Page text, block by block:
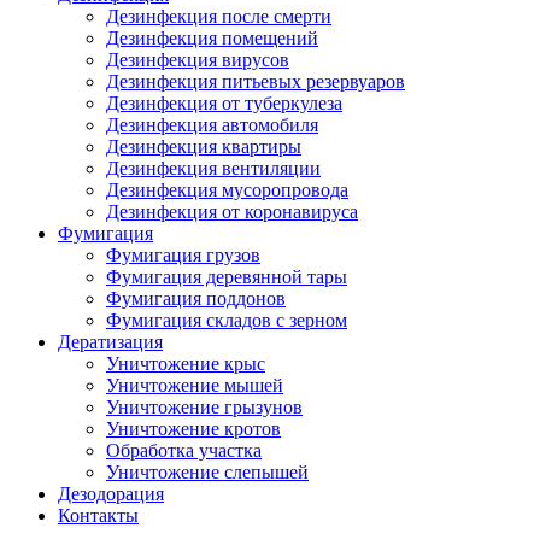
Дезинфекция после смерти
Дезинфекция помещений
Дезинфекция вирусов
Дезинфекция питьевых резервуаров
Дезинфекция от туберкулеза
Дезинфекция автомобиля
Дезинфекция квартиры
Дезинфекция вентиляции
Дезинфекция мусоропровода
Дезинфекция от коронавируса
Фумигация
Фумигация грузов
Фумигация деревянной тары
Фумигация поддонов
Фумигация складов с зерном
Дератизация
Уничтожение крыс
Уничтожение мышей
Уничтожение грызунов
Уничтожение кротов
Обработка участка
Уничтожение слепышей
Дезодорация
Контакты